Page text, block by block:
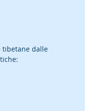
tibetane dalle